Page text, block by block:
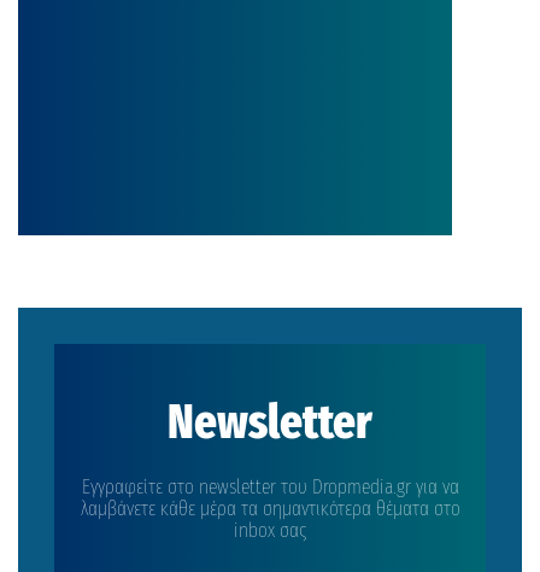
Newsletter
Εγγραφείτε στο newsletter του Dropmedia.gr για να
λαμβάνετε κάθε μέρα τα σημαντικότερα θέματα στο
inbox σας